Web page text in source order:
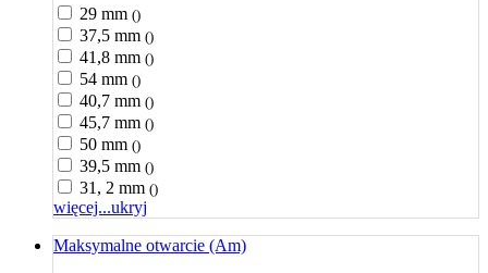
29 mm ()
37,5 mm ()
41,8 mm ()
54 mm ()
40,7 mm ()
45,7 mm ()
50 mm ()
39,5 mm ()
31, 2 mm ()
więcej...ukryj
Maksymalne otwarcie (Am)